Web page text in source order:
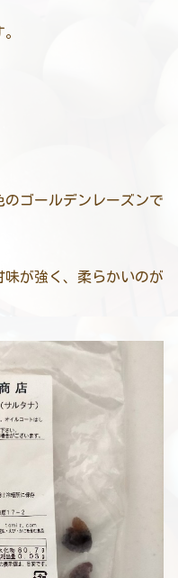
ゴールデンレーズンで
が強く、柔らかいのが